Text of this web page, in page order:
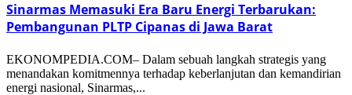
Sinarmas Memasuki Era Baru Energi Terbarukan:
Pembangunan PLTP Cipanas di Jawa Barat
EKONOMPEDIA.COM– Dalam sebuah langkah strategis yang
menandakan komitmennya terhadap keberlanjutan dan kemandirian
energi nasional, Sinarmas,...